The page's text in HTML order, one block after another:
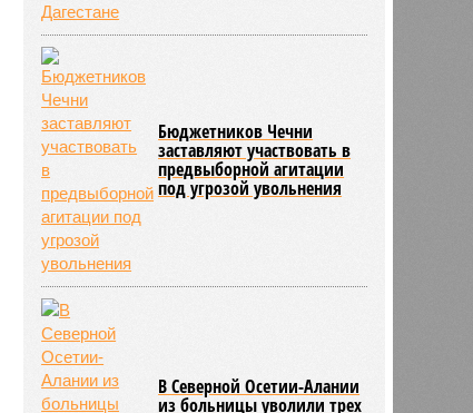
Бюджетников Чечни
заставляют участвовать в
предвыборной агитации
под угрозой увольнения
В Северной Осетии-Алании
из больницы уволили трех